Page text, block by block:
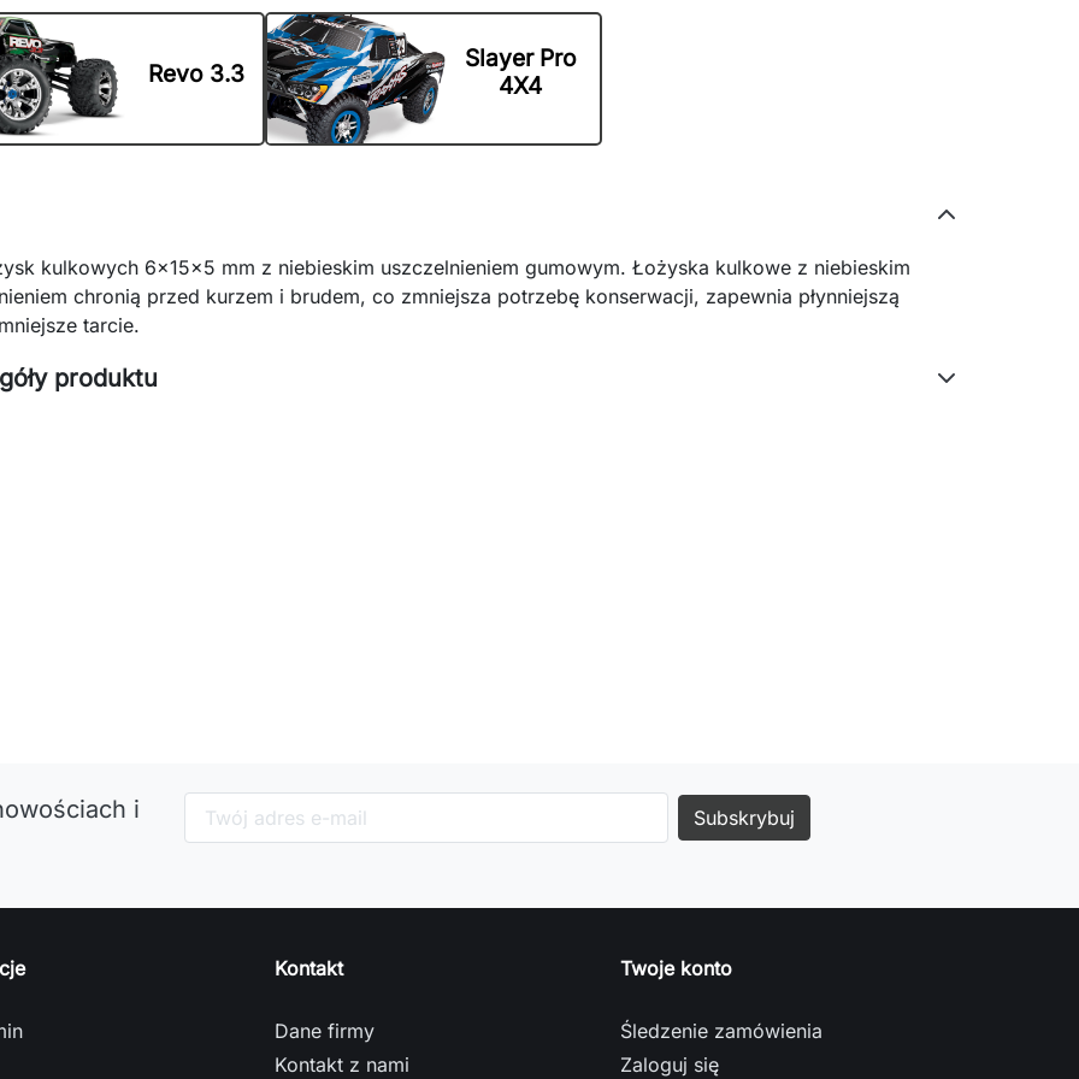
Revo 3.3
Slayer Pro
4X4
kulkowych 6x15x5 mm z niebieskim uszczelnieniem gumowym. Łożyska kulkowe z niebieskim
chronią przed kurzem i brudem, co zmniejsza potrzebę konserwacji, zapewnia płynniejszą
tarcie.
produktu
i
Kontakt
Dane firmy
Kontakt z nami
Twoje konto
Śledzenie zamówienia
Zaloguj się